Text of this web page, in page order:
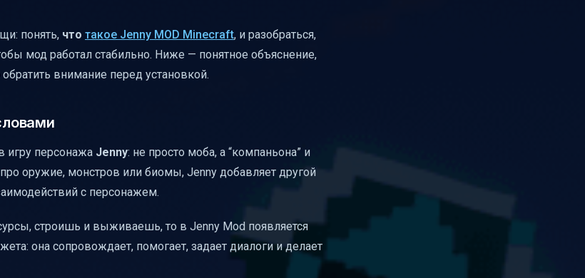
mode
понять, что такое Jenny MOD Minecraft, и разобраться,
мод работал стабильно. Ниже — понятное объяснение,
обратить внимание перед установкой.
игру персонажа Jenny: не просто моба, а “компаньона” и
оружие, монстров или биомы, Jenny добавляет другой
с персонажем.
строишь и выживаешь, то в Jenny Mod появляется
она сопровождает, помогает, задает диалоги и делает